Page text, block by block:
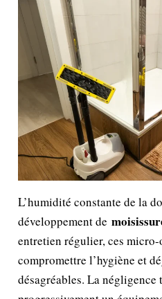
L’humidité constante de la
développement de
entretien régulier, ces
compromettre l’hygiène et
désagréables. La négligence